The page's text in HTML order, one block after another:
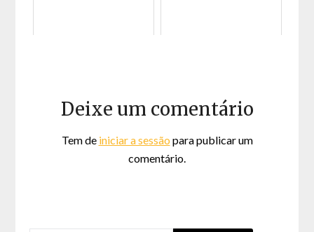
Deixe um comentário
Tem de iniciar a sessão para publicar um
comentário.